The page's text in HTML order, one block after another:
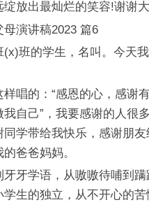
放出最灿烂的笑容!谢谢
演讲稿2023 篇6
班的学生，名叫。今天
唱的：“感恩的心，感谢
自己”，我要感谢的人很
学带给我快乐，感谢朋
爸爸妈妈。
牙牙学语，从嗷嗷待哺到
生的独立，从不开心的